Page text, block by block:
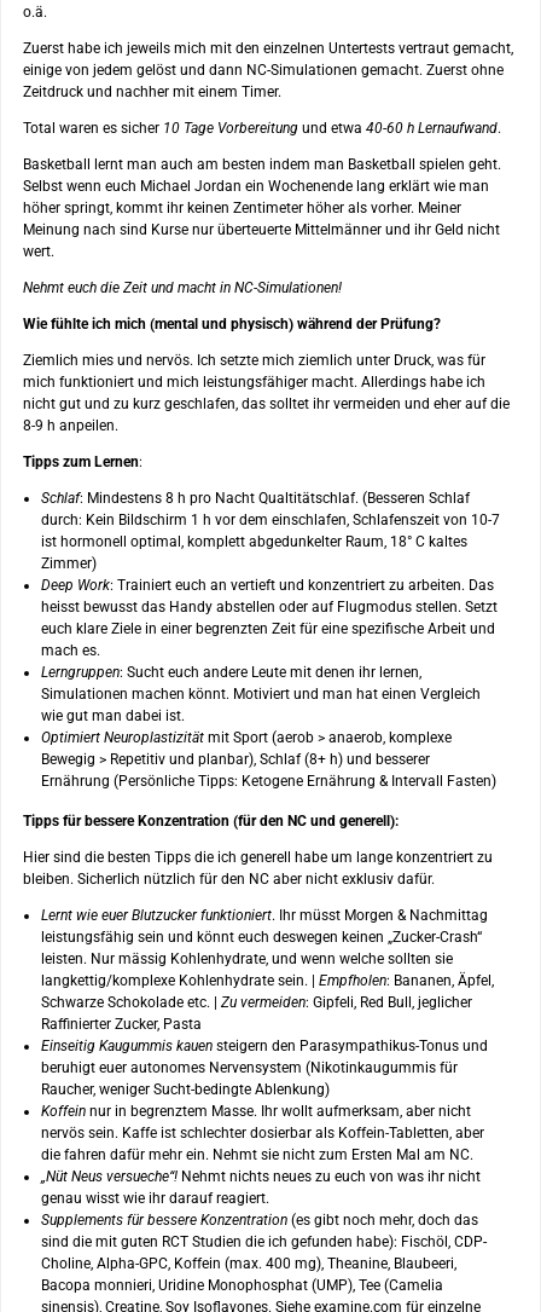
o.ä.
Zuerst habe ich jeweils mich mit den einzelnen Untertests vertraut gemacht,
einige von jedem gelöst und dann NC-Simulationen gemacht. Zuerst ohne
Zeitdruck und nachher mit einem Timer.
Total waren es sicher 10 Tage Vorbereitung und etwa 40-60 h Lernaufwand.
Basketball lernt man auch am besten indem man Basketball spielen geht.
Selbst wenn euch Michael Jordan ein Wochenende lang erklärt wie man
höher springt, kommt ihr keinen Zentimeter höher als vorher. Meiner
Meinung nach sind Kurse nur überteuerte Mittelmänner und ihr Geld nicht
wert.
Nehmt euch die Zeit und macht in NC-Simulationen!
Wie fühlte ich mich (mental und physisch) während der Prüfung?
Ziemlich mies und nervös. Ich setzte mich ziemlich unter Druck, was für
mich funktioniert und mich leistungsfähiger macht. Allerdings habe ich
nicht gut und zu kurz geschlafen, das solltet ihr vermeiden und eher auf die
8-9 h anpeilen.
Tipps zum Lernen:
Schlaf: Mindestens 8 h pro Nacht Qualtitätschlaf. (Besseren Schlaf
durch: Kein Bildschirm 1 h vor dem einschlafen, Schlafenszeit von 10-7
ist hormonell optimal, komplett abgedunkelter Raum, 18° C kaltes
Zimmer)
Deep Work: Trainiert euch an vertieft und konzentriert zu arbeiten. Das
heisst bewusst das Handy abstellen oder auf Flugmodus stellen. Setzt
euch klare Ziele in einer begrenzten Zeit für eine spezifische Arbeit und
mach es.
Lerngruppen: Sucht euch andere Leute mit denen ihr lernen,
Simulationen machen könnt. Motiviert und man hat einen Vergleich
wie gut man dabei ist.
Optimiert Neuroplastizität mit Sport (aerob > anaerob, komplexe
Bewegig > Repetitiv und planbar), Schlaf (8+ h) und besserer
Ernährung (Persönliche Tipps: Ketogene Ernährung & Intervall Fasten)
Tipps für bessere Konzentration (für den NC und generell):
Hier sind die besten Tipps die ich generell habe um lange konzentriert zu
bleiben. Sicherlich nützlich für den NC aber nicht exklusiv dafür.
Lernt wie euer Blutzucker funktioniert. Ihr müsst Morgen & Nachmittag
leistungsfähig sein und könnt euch deswegen keinen „Zucker-Crash“
leisten. Nur mässig Kohlenhydrate, und wenn welche sollten sie
langkettig/komplexe Kohlenhydrate sein. | Empfholen: Bananen, Äpfel,
Schwarze Schokolade etc. | Zu vermeiden: Gipfeli, Red Bull, jeglicher
Raffinierter Zucker, Pasta
Einseitig Kaugummis kauen steigern den Parasympathikus-Tonus und
beruhigt euer autonomes Nervensystem (Nikotinkaugummis für
Raucher, weniger Sucht-bedingte Ablenkung)
Koffein nur in begrenztem Masse. Ihr wollt aufmerksam, aber nicht
nervös sein. Kaffe ist schlechter dosierbar als Koffein-Tabletten, aber
die fahren dafür mehr ein. Nehmt sie nicht zum Ersten Mal am NC.
„Nüt Neus versueche“! Nehmt nichts neues zu euch von was ihr nicht
genau wisst wie ihr darauf reagiert.
Supplements für bessere Konzentration (es gibt noch mehr, doch das
sind die mit guten RCT Studien die ich gefunden habe): Fischöl, CDP-
Choline, Alpha-GPC, Koffein (max. 400 mg), Theanine, Blaubeeri,
Bacopa monnieri, Uridine Monophosphat (UMP), Tee (Camelia
sinensis), Creatine, Soy Isoflavones. Siehe examine.com für einzelne